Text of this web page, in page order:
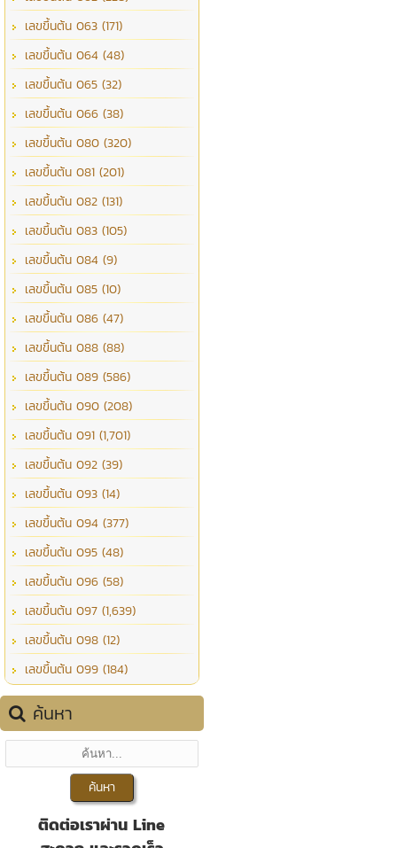
เลขขึ้นต้น 063 (171)
เลขขึ้นต้น 064 (48)
เลขขึ้นต้น 065 (32)
เลขขึ้นต้น 066 (38)
เลขขึ้นต้น 080 (320)
เลขขึ้นต้น 081 (201)
เลขขึ้นต้น 082 (131)
เลขขึ้นต้น 083 (105)
เลขขึ้นต้น 084 (9)
เลขขึ้นต้น 085 (10)
เลขขึ้นต้น 086 (47)
เลขขึ้นต้น 088 (88)
เลขขึ้นต้น 089 (586)
เลขขึ้นต้น 090 (208)
เลขขึ้นต้น 091 (1,701)
เลขขึ้นต้น 092 (39)
เลขขึ้นต้น 093 (14)
เลขขึ้นต้น 094 (377)
เลขขึ้นต้น 095 (48)
เลขขึ้นต้น 096 (58)
เลขขึ้นต้น 097 (1,639)
เลขขึ้นต้น 098 (12)
เลขขึ้นต้น 099 (184)
ค้นหา
ติดต่อเราผ่าน Line